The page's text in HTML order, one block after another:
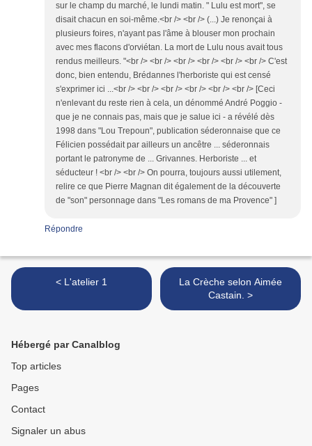
sur le champ du marché, le lundi matin. " Lulu est mort", se
disait chacun en soi-même.<br /> <br /> (...) Je renonçai à
plusieurs foires, n'ayant pas l'âme à blouser mon prochain
avec mes flacons d'orviétan. La mort de Lulu nous avait tous
rendus meilleurs. "<br /> <br /> <br /> <br /> <br /> <br /> C'est
donc, bien entendu, Brédannes l'herboriste qui est censé
s'exprimer ici ...<br /> <br /> <br /> <br /> <br /> <br /> [Ceci
n'enlevant du reste rien à cela, un dénommé André Poggio -
que je ne connais pas, mais que je salue ici - a révélé dès
1998 dans "Lou Trepoun", publication séderonnaise que ce
Félicien possédait par ailleurs un ancêtre ... séderonnais
portant le patronyme de ... Grivannes. Herboriste ... et
séducteur ! <br /> <br /> On pourra, toujours aussi utilement,
relire ce que Pierre Magnan dit également de la découverte
de "son" personnage dans "Les romans de ma Provence" ]
Répondre
< L'atelier 1
La Crèche selon Aimée
Castain. >
Hébergé par Canalblog
Top articles
Pages
Contact
Signaler un abus